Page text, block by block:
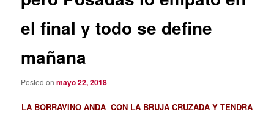
el final y todo se define
mañana
Posted onmayo 22, 2018
LA BORRAVINO ANDA CON LA BRUJA CRUZADA Y TENDRA